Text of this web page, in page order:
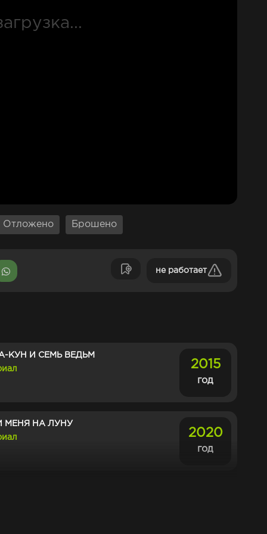
Отложено Брошено
не работает
КУН И СЕМЬ ВЕДЬМ
2015
год
МЕНЯ НА ЛУНУ
2020
год